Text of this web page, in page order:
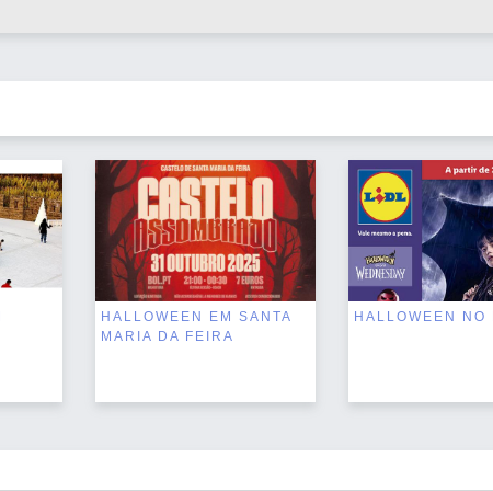
HALLOWEEN EM SANTA
MARIA DA FEIRA
HALLOWEEN NO